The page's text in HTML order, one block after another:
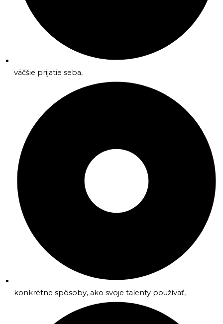
väčšie prijatie seba,
konkrétne spôsoby, ako svoje talenty používať,